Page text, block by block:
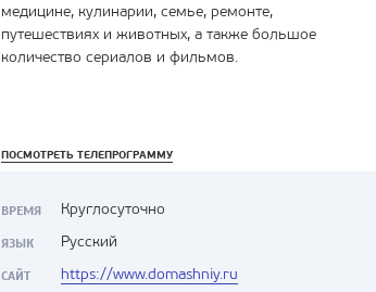
медицине, кулинарии, семье, ремонте,
путешествиях и животных, а также большое
количество сериалов и фильмов.
ПОСМОТРЕТЬ ТЕЛЕПРОГРАММУ
ВРЕМЯ Круглосуточно
ЯЗЫК Русский
САЙТ https://www.domashniy.ru